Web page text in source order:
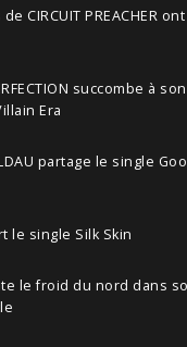
CIRCUIT PREACHER
succombe à
Era
partage le single
le single Silk Skin
le froid du nord dans